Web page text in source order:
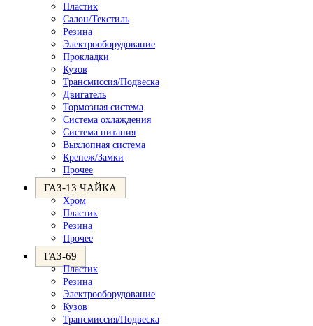
Пластик
Салон/Текстиль
Резина
Электрооборудование
Прокладки
Кузов
Трансмиссия/Подвеска
Двигатель
Тормозная система
Система охлаждения
Система питания
Выхлопная система
Крепеж/Замки
Прочее
ГАЗ-13 ЧАЙКА
Хром
Пластик
Резина
Прочее
ГАЗ-69
Пластик
Резина
Электрооборудование
Кузов
Трансмиссия/Подвеска